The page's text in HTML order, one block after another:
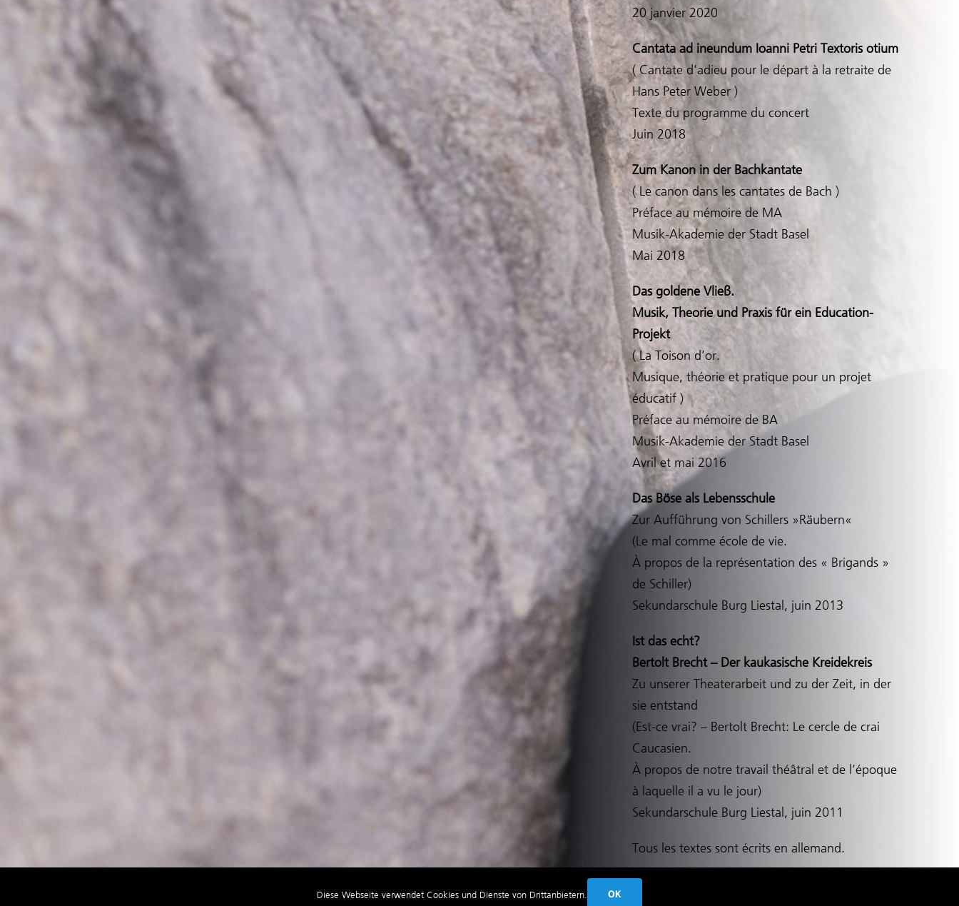
20 janvier 2020
Cantata ad ineundum Ioanni Petri Textoris otium
( Cantate d’adieu pour le départ à la retraite de
Hans Peter Weber )
Texte du programme du concert
Juin 2018
Zum Kanon in der Bachkantate
( Le canon dans les cantates de Bach )
Préface au mémoire de MA
Musik-Akademie der Stadt Basel
Mai 2018
Das goldene Vließ.
Musik, Theorie und Praxis für ein Education-
Projekt
( La Toison d’or.
Musique, théorie et pratique pour un projet
éducatif )
Préface au mémoire de BA
Musik-Akademie der Stadt Basel
Avril et mai 2016
Das Böse als Lebensschule
Zur Aufführung von Schillers »Räubern«
(Le mal comme école de vie.
À propos de la représentation des « Brigands »
de Schiller)
Sekundarschule Burg Liestal, juin 2013
Ist das echt?
Bertolt Brecht – Der kaukasische Kreidekreis
Zu unserer Theaterarbeit und zu der Zeit, in der
sie entstand
(Est-ce vrai? – Bertolt Brecht: Le cercle de crai
Caucasien.
À propos de notre travail théâtral et de l’époque
à laquelle il a vu le jour)
Sekundarschule Burg Liestal, juin 2011
Tous les textes sont écrits en allemand.
© Copyright Nikolaus Matthes
Diese Webseite verwendet Cookies und Dienste von Drittanbietern. OK